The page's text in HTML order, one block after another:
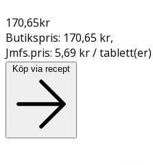
170,65kr
Butikspris: 170,65 kr,
Jmfs.pris: 5,69 kr / tablett(er)
Köp via recept